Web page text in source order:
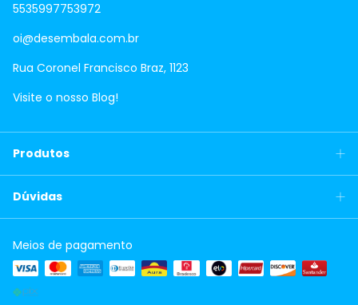
5535997753972
oi@desembala.com.br
Rua Coronel Francisco Braz, 1123
Visite o nosso Blog!
Produtos
Dúvidas
Meios de pagamento